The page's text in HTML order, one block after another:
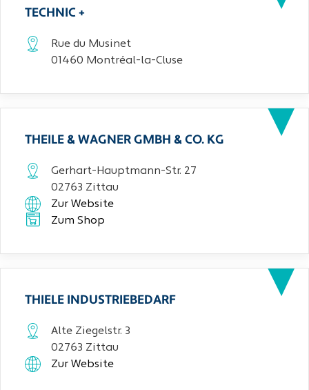
TECHNIC +
Rue du Musinet
01460 Montréal-la-Cluse
THEILE & WAGNER GMBH & CO. KG
Gerhart-Hauptmann-Str. 27
02763 Zittau
Zur Website
Zum Shop
THIELE INDUSTRIEBEDARF
Alte Ziegelstr. 3
02763 Zittau
Zur Website